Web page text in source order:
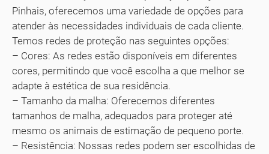
Pinhais, oferecemos uma variedade de opções para
atender às necessidades individuais de cada cliente.
Temos redes de proteção nas seguintes opções:
– Cores: As redes estão disponíveis em diferentes
cores, permitindo que você escolha a que melhor se
adapte à estética de sua residência.
– Tamanho da malha: Oferecemos diferentes
tamanhos de malha, adequados para proteger até
mesmo os animais de estimação de pequeno porte.
– Resistência: Nossas redes podem ser escolhidas de